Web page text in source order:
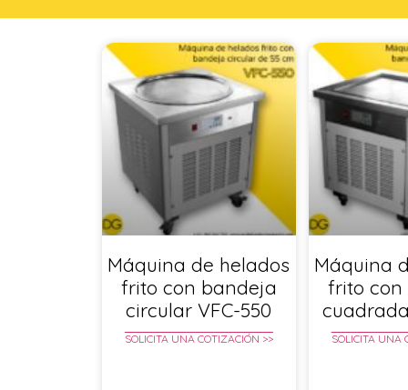
Máquina de helados
frito con bandeja
circular VFC-550
SOLICITA UNA COTIZACIÓN >>
Máquina
frito
SOLICITA UNA